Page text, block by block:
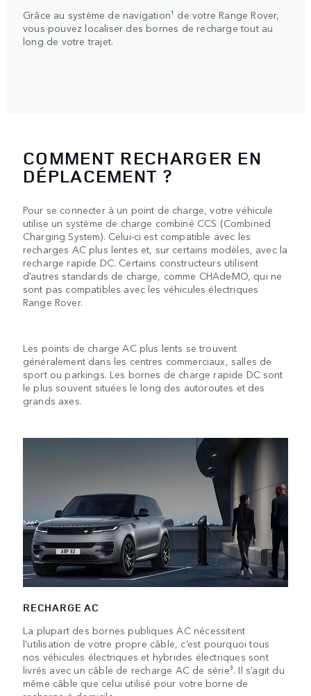
Grâce au système de navigation¹ de votre Range Rover,
vous pouvez localiser des bornes de recharge tout au
long de votre trajet.
COMMENT RECHARGER EN
DÉPLACEMENT ?
Pour se connecter à un point de charge, votre véhicule
utilise un système de charge combiné CCS (Combined
Charging System). Celui-ci est compatible avec les
recharges AC plus lentes et, sur certains modèles, avec la
recharge rapide DC. Certains constructeurs utilisent
d’autres standards de charge, comme CHAdeMO, qui ne
sont pas compatibles avec les véhicules électriques
Range Rover.
Les points de charge AC plus lents se trouvent
généralement dans les centres commerciaux, salles de
sport ou parkings. Les bornes de charge rapide DC sont
le plus souvent situées le long des autoroutes et des
grands axes.
RECHARGE AC
La plupart des bornes publiques AC nécessitent
l’utilisation de votre propre câble, c’est pourquoi tous
nos véhicules électriques et hybrides électriques sont
livrés avec un câble de recharge AC de série³. Il s’agit du
même câble que celui utilisé pour votre borne de